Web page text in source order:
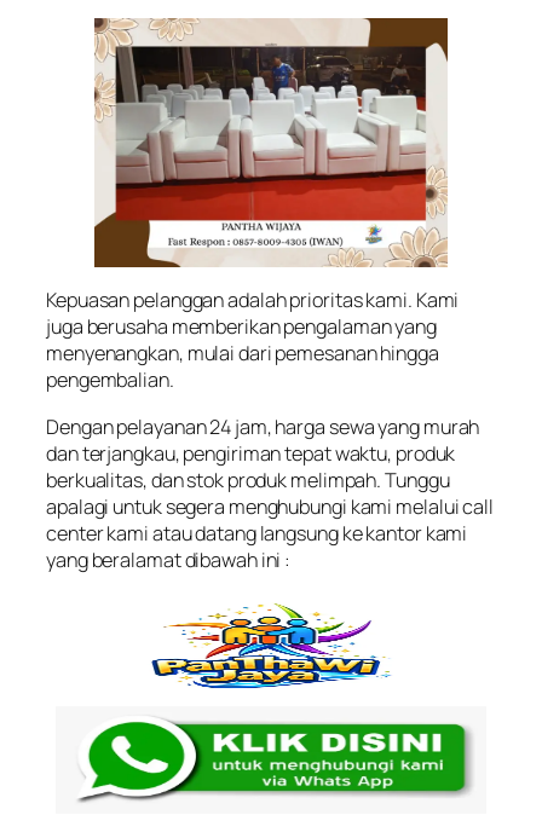
Kepuasan pelanggan adalah prioritas kami. Kami
juga berusaha memberikan pengalaman yang
menyenangkan, mulai dari pemesanan hingga
pengembalian.
Dengan pelayanan 24 jam, harga sewa yang murah
dan terjangkau, pengiriman tepat waktu, produk
berkualitas, dan stok produk melimpah. Tunggu
apalagi untuk segera menghubungi kami melalui call
center kami atau datang langsung ke kantor kami
yang beralamat dibawah ini :